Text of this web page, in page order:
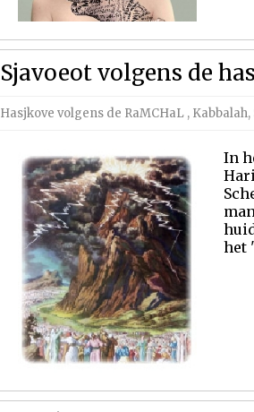
Sjavoeot volgens de
Hasjkove volgens de RaMCHaL , Kabbalah,
In
het